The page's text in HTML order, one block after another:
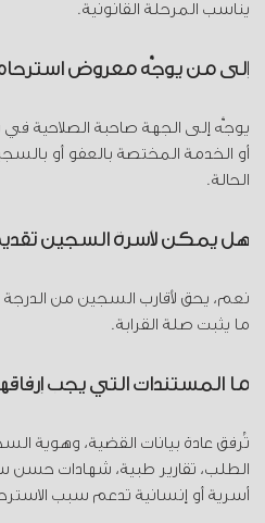
يناسب المرحلة القانونية.
إلى من يوجَّه معروض
يوجَّه إلى الجهة صاحبة الصلاحية في
أو الخدمة المختصة بالعفو أو
الحالة.
هل يمكن لأسرة السجين
نعم، يحق لأقارب السجين من الدرجة
ما يثبت صلة القرابة.
ما المستندات التي يجب
تُرفق عادة بيانات القضية، وهوية
الطلب، تقارير طبية، شهادات
أسرية أو إنسانية تدعم سبب